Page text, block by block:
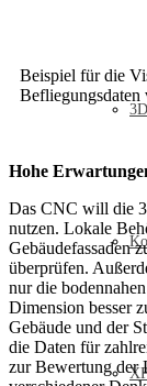
Beispiel für die
Hohe
Das CNC will die
nutzen. Lokale
Gebäudefassaden
überprüfen.
nur die
Dimension besser
Gebäude und der
die Daten für
zur Bewertung der